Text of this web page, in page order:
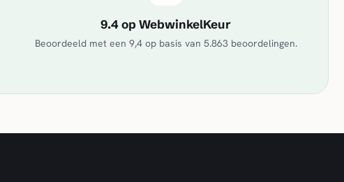
9.4 op WebwinkelKeur
Beoordeeld met een 9,4op basis van 5.863beoordelingen.